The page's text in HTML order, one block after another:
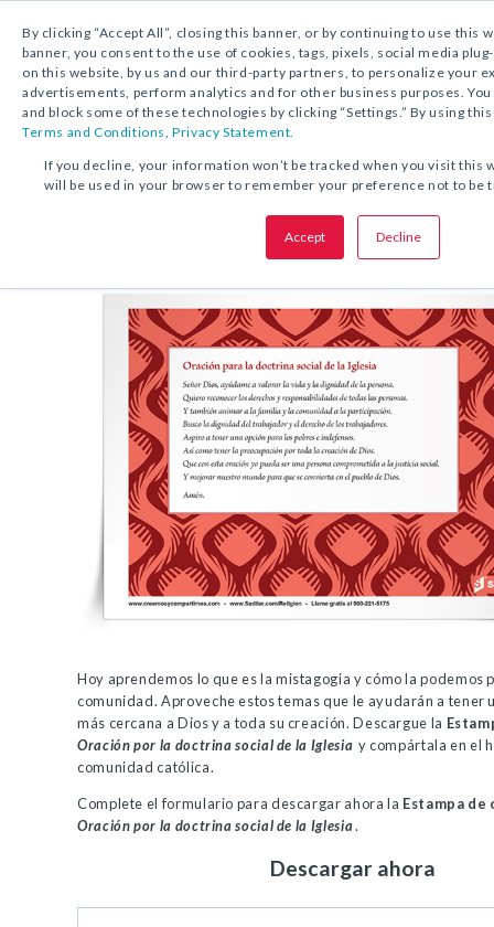
By clicking “Accept All”, closing this banner, or by continuing to use this
banner, you consent to the use of cookies, tags, pixels, social media
on this website, by us and our third-party partners, to personalize your
advertisements, perform analytics and for other business purposes.
and block some of these technologies by clicking “Settings.” By using
Terms and Conditions,Privacy Statement.
If you decline, your information won’t be tracked when you visit this
will be used in your browser to remember your preference not to be
Accept Decline
DESCARGA GRATUITA:ESTAMPA DE
COMPARTA ESTA OFERTA:
Estampa de oraciónOración por
doctrina social de la Iglesia
Hoy aprendemos lo que es la mistagogia y cómo la podemos
comunidad. Aproveche estos temas que le ayudarán a tener
más cercana a Dios y a toda su creación. Descargue la
Oración por la doctrina social de la Iglesia y compártala en el
comunidad católica.
Complete el formulario para descargar ahora la Estampa de
Oración por la doctrina social de la Iglesia.
Descargar ahora